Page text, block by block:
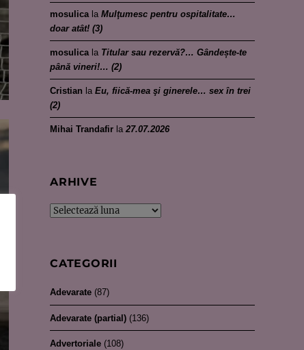
mosulicala Mulţumesc pentru ospitalitate…
doar atât! (3)
mosulicala Titular sau rezervă?… Gândește-te
până vineri!… (2)
Cristian la Eu, fiică-mea şi ginerele… sex în trei
(2)
Mihai Trandafir la 27.07.2026
ARHIVE
Arhive
CATEGORII
Adevarate (87)
Adevarate (partial) (136)
Advertoriale (108)